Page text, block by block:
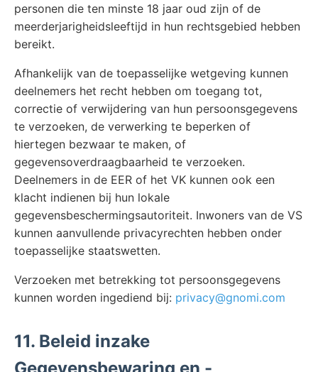
personen die ten minste 18 jaar oud zijn of de
meerderjarigheidsleeftijd in hun rechtsgebied hebben
bereikt.
Afhankelijk van de toepasselijke wetgeving kunnen
deelnemers het recht hebben om toegang tot,
correctie of verwijdering van hun persoonsgegevens
te verzoeken, de verwerking te beperken of
hiertegen bezwaar te maken, of
gegevensoverdraagbaarheid te verzoeken.
Deelnemers in de EER of het VK kunnen ook een
klacht indienen bij hun lokale
gegevensbeschermingsautoriteit. Inwoners van de VS
kunnen aanvullende privacyrechten hebben onder
toepasselijke staatswetten.
Verzoeken met betrekking tot persoonsgegevens
kunnen worden ingediend bij: privacy@gnomi.com
11. Beleid inzake
Gegevensbewaring en -